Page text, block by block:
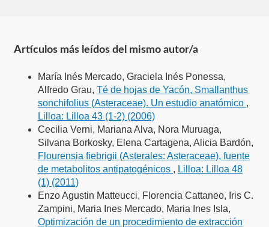
Artículos más leídos del mismo autor/a
María Inés Mercado, Graciela Inés Ponessa,
Alfredo Grau, Té de hojas de Yacón, Smallanthus
sonchifolius (Asteraceae). Un estudio anatómico ,
Lilloa: Lilloa 43 (1-2) (2006)
Cecilia Verni, Mariana Alva, Nora Muruaga,
Silvana Borkosky, Elena Cartagena, Alicia Bardón,
Flourensia fiebrigii (Asterales: Asteraceae), fuente
de metabolitos antipatogénicos , Lilloa: Lilloa 48
(1) (2011)
Enzo Agustin Matteucci, Florencia Cattaneo, Iris C.
Zampini, Maria Ines Mercado, Maria Ines Isla,
Optimización de un procedimiento de extracción